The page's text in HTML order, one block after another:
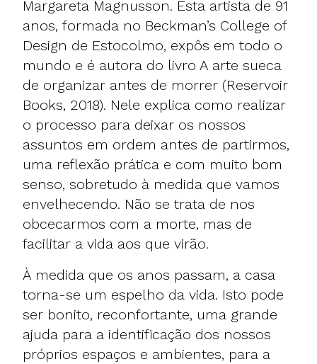
Margareta Magnusson. Esta artista de 91
anos, formada no Beckman’s College of
Design de Estocolmo, expôs em todo o
mundo e é autora do livro A arte sueca
de organizar antes de morrer (Reservoir
Books, 2018). Nele explica como realizar
o processo para deixar os nossos
assuntos em ordem antes de partirmos,
uma reflexão prática e com muito bom
senso, sobretudo à medida que vamos
envelhecendo. Não se trata de nos
obcecarmos com a morte, mas de
facilitar a vida aos que virão.
À medida que os anos passam, a casa
torna-se um espelho da vida. Isto pode
ser bonito, reconfortante, uma grande
ajuda para a identificação dos nossos
próprios espaços e ambientes, para a